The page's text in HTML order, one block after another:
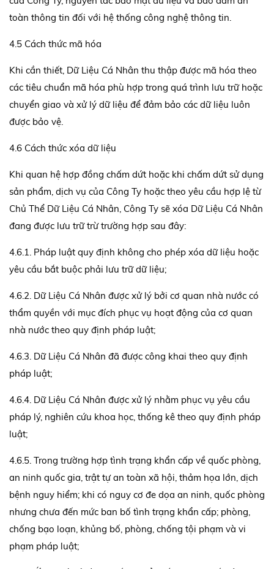
toàn thông tin đối với hệ thống công nghệ thông tin.
4.5 Cách thức mã hóa
Khi cần thiết, Dữ Liệu Cá Nhân thu thập được mã hóa theo
các tiêu chuẩn mã hóa phù hợp trong quá trình lưu trữ hoặc
chuyển giao và xử lý dữ liệu để đảm bảo các dữ liệu luôn
được bảo vệ.
4.6 Cách thức xóa dữ liệu
Khi quan hệ hợp đồng chấm dứt hoặc khi chấm dứt sử dụng
sản phẩm, dịch vụ của Công Ty hoặc theo yêu cầu hợp lệ từ
Chủ Thể Dữ Liệu Cá Nhân, Công Ty sẽ xóa Dữ Liệu Cá Nhân
đang được lưu trữ trừ trường hợp sau đây:
4.6.1. Pháp luật quy định không cho phép xóa dữ liệu hoặc
yêu cầu bắt buộc phải lưu trữ dữ liệu;
4.6.2. Dữ Liệu Cá Nhân được xử lý bởi cơ quan nhà nước có
thẩm quyền với mục đích phục vụ hoạt động của cơ quan
nhà nước theo quy định pháp luật;
4.6.3. Dữ Liệu Cá Nhân đã được công khai theo quy định
pháp luật;
4.6.4. Dữ Liệu Cá Nhân được xử lý nhằm phục vụ yêu cầu
pháp lý, nghiên cứu khoa học, thống kê theo quy định pháp
luật;
4.6.5. Trong trường hợp tình trạng khẩn cấp về quốc phòng,
an ninh quốc gia, trật tự an toàn xã hội, thảm họa lớn, dịch
bệnh nguy hiểm; khi có nguy cơ đe dọa an ninh, quốc phòng
nhưng chưa đến mức ban bố tình trạng khẩn cấp; phòng,
chống bạo loạn, khủng bố, phòng, chống tội phạm và vi
phạm pháp luật;